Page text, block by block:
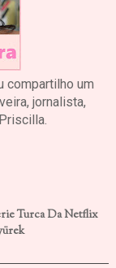
compartilho um
jornalista,
Turca Da Netflix